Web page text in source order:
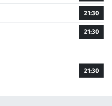
21:30
21:30
21:30